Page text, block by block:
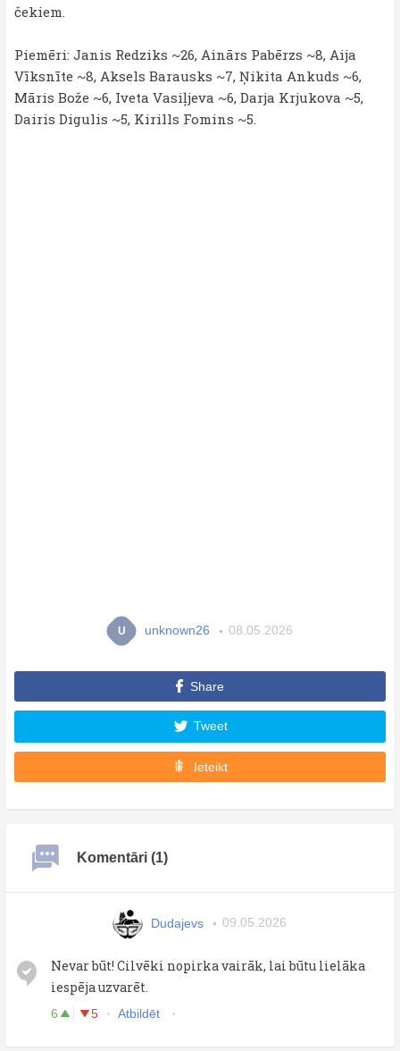
čekiem.
Piemēri: Janis Redziks ~26, Ainārs Pabērzs ~8, Aija
Vīksnīte ~8, Aksels Barausks ~7, Ņikita Ankuds ~6,
Māris Bože ~6, Iveta Vasiļjeva ~6, Darja Krjukova ~5,
Dairis Digulis ~5, Kirills Fomins ~5.
U unknown26 08.05.2026
Share
Tweet
Ieteikt
Komentāri (1)
Dudajevs 09.05.2026
Nevar būt! Cilvēki nopirka vairāk, lai būtu lielāka
iespēja uzvarēt.
6 5 Atbildēt